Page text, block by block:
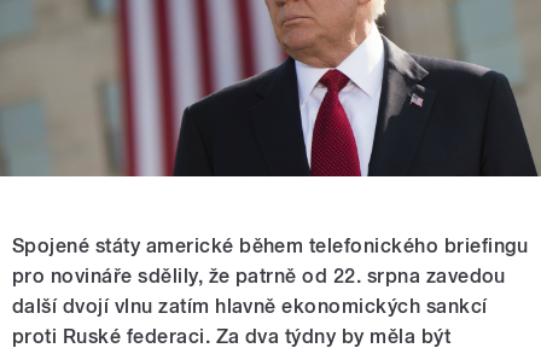
Spojené státy americké během telefonického briefingu
pro novináře sdělily, že patrně od 22. srpna zavedou
další dvojí vlnu zatím hlavně ekonomických sankcí
proti Ruské federaci. Za dva týdny by měla být